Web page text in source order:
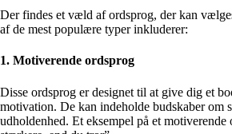
Der findes et væld af ordsprog, der kan
af de mest populære typer inkluderer:
1. Motiverende ordsprog
Disse ordsprog er designet til at give dig et
motivation. De kan indeholde budskaber om
udholdenhed. Et eksempel på et motiverende